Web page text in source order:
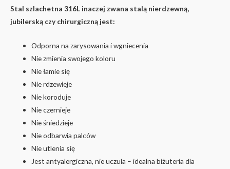
Stal szlachetna 316L inaczej zwana stalą nierdzewną,
jubilerską czy chirurgiczną jest:
Odporna na zarysowania i wgniecenia
Nie zmienia swojego koloru
Nie łamie się
Nie rdzewieje
Nie koroduje
Nie czernieje
Nie śniedzieje
Nie odbarwia palców
Nie utlenia się
Jest antyalergiczna, nie uczula – idealna biżuteria dla